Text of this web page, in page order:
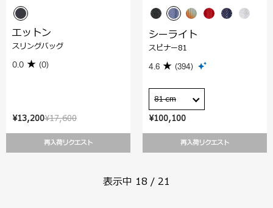
¥17,600
¥13,200
再入荷リクエスト
エットン
スリングバッグ
0.0 (0)
¥100,100
再入荷リクエスト
シーライト
スピナー81
4.6 (394)
81 cm
表示中 18 / 21